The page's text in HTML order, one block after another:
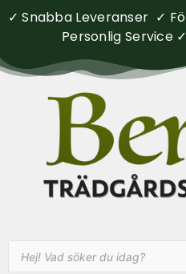
✓ Snabba Leveranser ✓
Personlig Service